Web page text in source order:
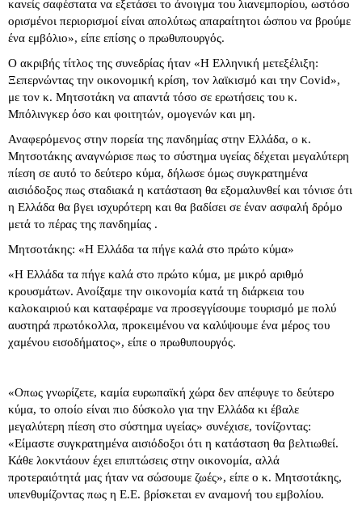
κανείς σαφέστατα να εξετάσει το άνοιγμα του λιανεμπορίου, ωστόσο
ορισμένοι περιορισμοί είναι απολύτως απαραίτητοι ώσπου να βρούμε
ένα εμβόλιο», είπε επίσης ο πρωθυπουργός.
Ο ακριβής τίτλος της συνεδρίας ήταν «Η Ελληνική μετεξέλιξη:
Ξεπερνώντας την οικονομική κρίση, τον λαϊκισμό και την Covid»,
με τον κ. Μητσοτάκη να απαντά τόσο σε ερωτήσεις του κ.
Μπόλινγκερ όσο και φοιτητών, ομογενών και μη.
Αναφερόμενος στην πορεία της πανδημίας στην Ελλάδα, ο κ.
Μητσοτάκης αναγνώρισε πως το σύστημα υγείας δέχεται μεγαλύτερη
πίεση σε αυτό το δεύτερο κύμα, δήλωσε όμως συγκρατημένα
αισιόδοξος πως σταδιακά η κατάσταση θα εξομαλυνθεί και τόνισε ότι
η Ελλάδα θα βγει ισχυρότερη και θα βαδίσει σε έναν ασφαλή δρόμο
μετά το πέρας της πανδημίας .
Μητσοτάκης: «Η Ελλάδα τα πήγε καλά στο πρώτο κύμα»
«Η Ελλάδα τα πήγε καλά στο πρώτο κύμα, με μικρό αριθμό
κρουσμάτων. Ανοίξαμε την οικονομία κατά τη διάρκεια του
καλοκαιριού και καταφέραμε να προσεγγίσουμε τουρισμό με πολύ
αυστηρά πρωτόκολλα, προκειμένου να καλύψουμε ένα μέρος του
χαμένου εισοδήματος», είπε ο πρωθυπουργός.
«Οπως γνωρίζετε, καμία ευρωπαϊκή χώρα δεν απέφυγε το δεύτερο
κύμα, το οποίο είναι πιο δύσκολο για την Ελλάδα κι έβαλε
μεγαλύτερη πίεση στο σύστημα υγείας» συνέχισε, τονίζοντας:
«Είμαστε συγκρατημένα αισιόδοξοι ότι η κατάσταση θα βελτιωθεί.
Κάθε λοκντάουν έχει επιπτώσεις στην οικονομία, αλλά
προτεραιότητά μας ήταν να σώσουμε ζωές», είπε ο κ. Μητσοτάκης,
υπενθυμίζοντας πως η Ε.Ε. βρίσκεται εν αναμονή του εμβολίου.